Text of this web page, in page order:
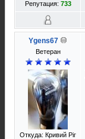
Репутация: 733
Ygens67
Ветеран
Откуда: Кривий Ріг